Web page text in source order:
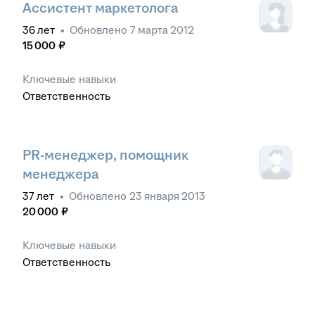
Ассистент маркетолога
36лет • Обновлено 7 марта 2012
15 000 ₽
Ключевые навыки
Ответственность
PR-менеджер, помощник
менеджера
37лет • Обновлено 23 января 2013
20 000 ₽
Ключевые навыки
Ответственность